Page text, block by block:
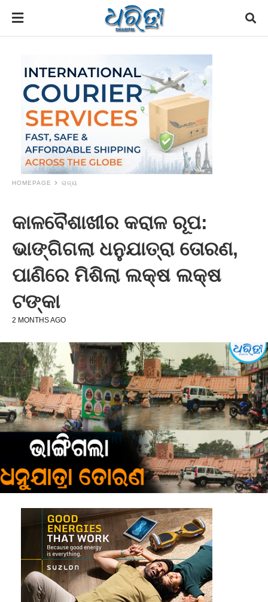
HOMEPAGE ରାଜ୍ୟ
କାଳବୈଶାଖୀର କରାଳ ରୂପ:
ଭାଙ୍ଗିଗଲା ଧନୁଯାତ୍ରା ତୋରଣ,
ପାଣିରେ ମିଶିଲା ଲକ୍ଷ ଲକ୍ଷ
ଟଙ୍କା
2 MONTHS AGO